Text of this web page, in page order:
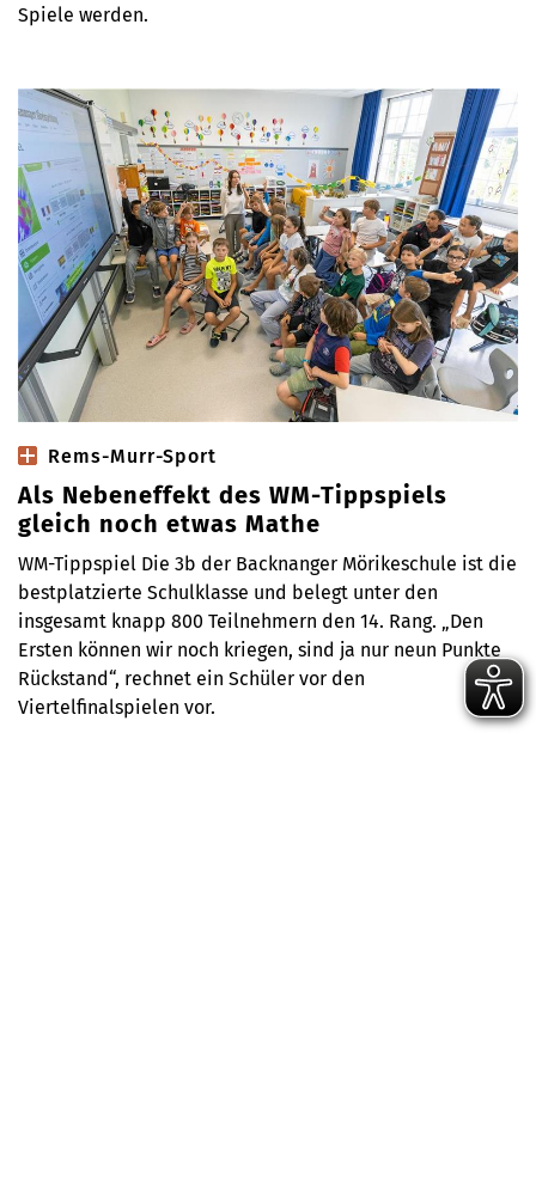
Spiele werden.
Rems-Murr-Sport
Als Nebeneffekt des WM-Tippspiels
gleich noch etwas Mathe
WM-Tippspiel Die 3b der Backnanger Mörikeschule ist die
bestplatzierte Schulklasse und belegt unter den
insgesamt knapp 800 Teilnehmern den 14. Rang. „Den
Ersten können wir noch kriegen, sind ja nur neun Punkte
Rückstand“, rechnet ein Schüler vor den
Viertelfinalspielen vor.